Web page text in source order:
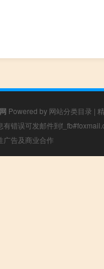
Powered by 网站分类目录 |
错误可发邮件到
广告及商业合作